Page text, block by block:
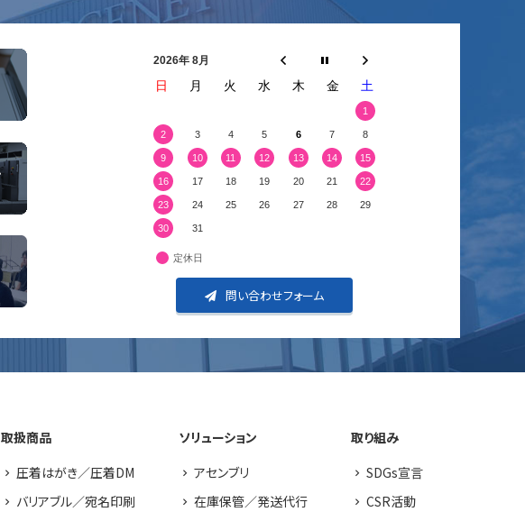
2026年 8月
日 月 火 水 木 金 土
1
2 3 4 5 6 7 8
9 10 11 12 13 14 15
16 17 18 19 20 21 22
23 24 25 26 27 28 29
30 31
定休日
問い合わせフォーム
取扱商品
圧着はがき／圧着DM
バリアブル／宛名印刷
ソリューション
アセンブリ
在庫保管／発送代行
取り組み
SDGs宣言
CSR活動